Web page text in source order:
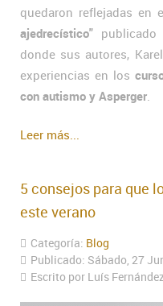
quedaron reflejadas en
ajedrecístico"
donde sus autores,
experiencias en los
con autismo y Asperger
Leer más...
5 consejos para que
este verano
Categoría: Blog
Publicado: Sábado, 27
Escrito por Luís